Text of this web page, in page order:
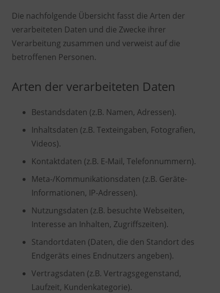
Die nachfolgende Übersicht fasst die Arten der
verarbeiteten Daten und die Zwecke ihrer
Verarbeitung zusammen und verweist auf die
betroffenen Personen.
Arten der verarbeiteten Daten
Bestandsdaten (z.B. Namen, Adressen).
Inhaltsdaten (z.B. Texteingaben, Fotografien,
Videos).
Kontaktdaten (z.B. E-Mail, Telefonnummern).
Meta-/Kommunikationsdaten (z.B. Geräte-
Informationen, IP-Adressen).
Nutzungsdaten (z.B. besuchte Webseiten,
Interesse an Inhalten, Zugriffszeiten).
Standortdaten (Daten, die den Standort des
Endgeräts eines Endnutzers angeben).
Vertragsdaten (z.B. Vertragsgegenstand,
Laufzeit, Kundenkategorie).